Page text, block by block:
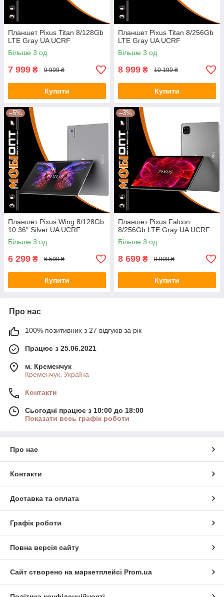
Планшет Pixus Titan 8/128Gb
LTE Gray UA UCRF
Більше 3 од.
7 999 ₴ 9 999 ₴
Купити
Планшет Pixus Titan 8/256Gb
LTE Gray UA UCRF
Більше 3 од.
8 999 ₴ 10 199 ₴
Купити
–5%
Планшет Pixus Wing 8/128Gb
10.36" Silver UA UCRF
Більше 3 од.
6 299 ₴ 6 599 ₴
Купити
–3%
Планшет Pixus Falcon
8/256Gb LTE Gray UA UCRF
Більше 3 од.
8 699 ₴ 8 999 ₴
Купити
Про нас
100% позитивних з 27 відгуків за рік
Працює з 25.06.2021
м. Кременчук
Кременчук, Україна
Контакти
Сьогодні працює з 10:00 до 18:00
Показати весь графік роботи
Про нас
Контакти
Доставка та оплата
Графік роботи
Повна версія сайту
Сайт створено на маркетплейсі Prom.ua